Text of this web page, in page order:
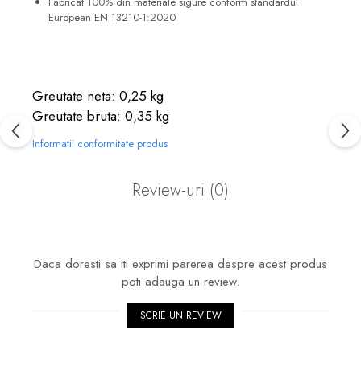
European EN 13210-1:2020
Greutate neta: 0,25 kg
Greutate bruta: 0,35 kg
Informatii conformitate produs
Review-uri (0)
Daca doresti sa iti exprimi parerea despre acest produs
poti adauga un review.
SCRIE UN REVIEW